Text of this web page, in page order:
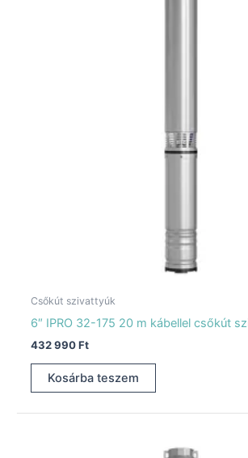
Csőkút szivattyúk
6″ IPRO 32-175 20 m kábellel csőkút
432 990Ft
Kosárba teszem